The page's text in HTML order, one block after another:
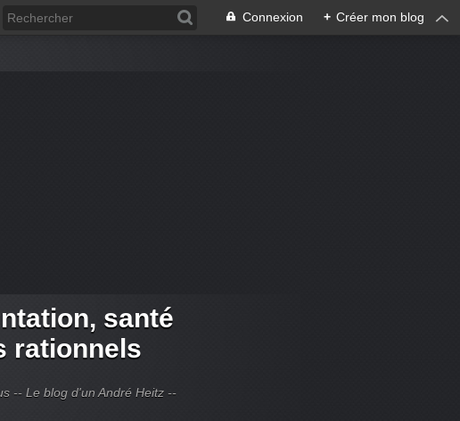
Connexion + Créer mon blog
santé
rationnels
-- Le blog d'un André Heitz --